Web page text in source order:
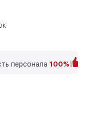
персонала 100%